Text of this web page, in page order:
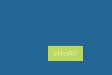
ENVIAR